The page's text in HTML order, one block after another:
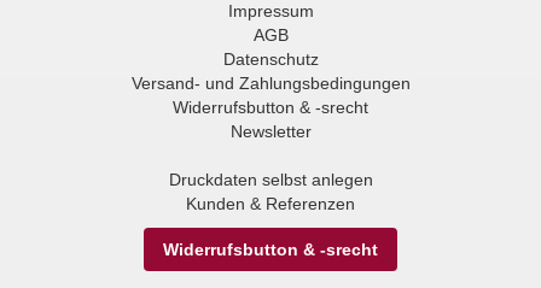
Impressum
AGB
Datenschutz
Versand- und Zahlungsbedingungen
Widerrufsbutton & -srecht
Newsletter
Druckdaten selbst anlegen
Kunden & Referenzen
Widerrufsbutton & -srecht